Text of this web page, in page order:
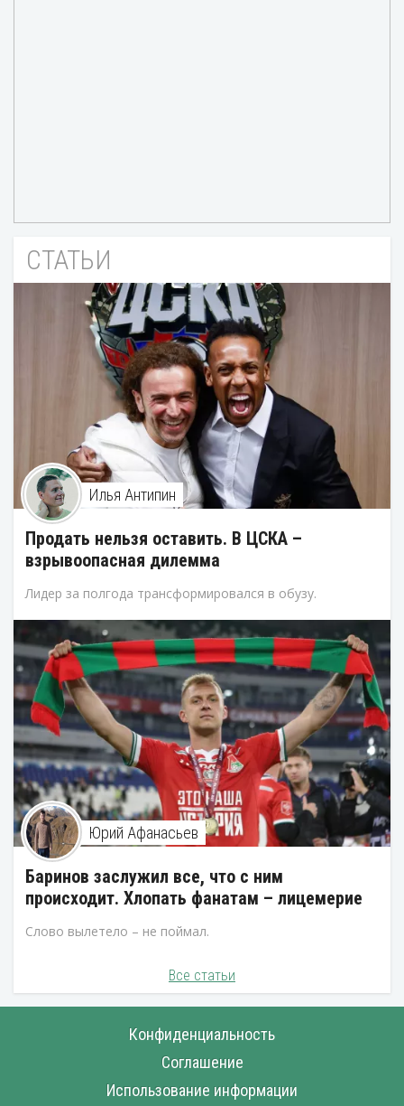
СТАТЬИ
Илья Антипин
Продать нельзя оставить. В ЦСКА –
взрывоопасная дилемма
Лидер за полгода трансформировался в обузу.
Юрий Афанасьев
Баринов заслужил все, что с ним
происходит. Хлопать фанатам – лицемерие
Слово вылетело – не поймал.
Все статьи
Конфиденциальность
Соглашение
Использование информации